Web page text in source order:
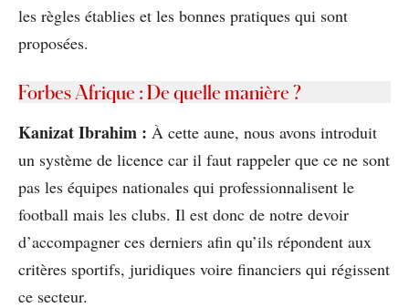
les règles établies et les bonnes pratiques qui sont
proposées.
Forbes Afrique : De quelle manière ?
Kanizat Ibrahim : À cette aune, nous avons introduit
un système de licence car il faut rappeler que ce ne sont
pas les équipes nationales qui professionnalisent le
football mais les clubs. Il est donc de notre devoir
d’accompagner ces derniers afin qu’ils répondent aux
critères sportifs, juridiques voire financiers qui régissent
ce secteur.